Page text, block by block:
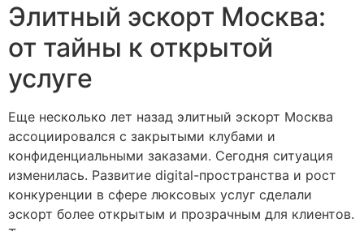
Элитный эскорт Москва:
от тайны к открытой
услуге
Еще несколько лет назад элитный эскорт Москва
ассоциировался с закрытыми клубами и
конфиденциальными заказами. Сегодня ситуация
изменилась. Развитие digital-пространства и рост
конкуренции в сфере люксовых услуг сделали
эскорт более открытым и прозрачным для клиентов.